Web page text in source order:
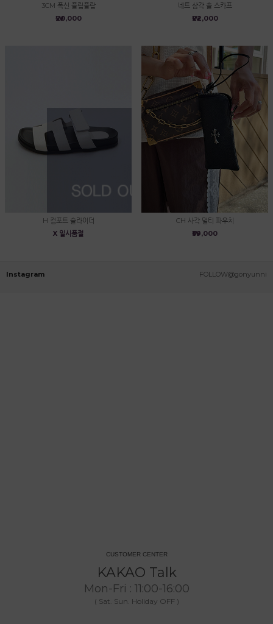
3CM 폭신 플립플랍
₩20,000
네트 삼각 숄 스카프
₩22,000
H 컴포트 슬라이더
X 일시품절
CH 사각 멀티 파우치
₩39,000
Instagram FOLLOW@gonyunni
CUSTOMER CENTER
KAKAO Talk
Mon-Fri : 11:00-16:00
( Sat. Sun. Holiday OFF )